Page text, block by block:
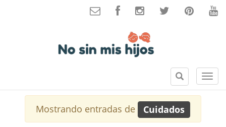
S
e
B
u
s
c
a
Mostrando entradas de Cuidados